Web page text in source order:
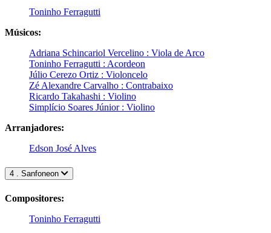
Toninho Ferragutti
Músicos:
Adriana Schincariol Vercelino : Viola de Arco
Toninho Ferragutti : Acordeon
Júlio Cerezo Ortiz : Violoncelo
Zé Alexandre Carvalho : Contrabaixo
Ricardo Takahashi : Violino
Simplício Soares Júnior : Violino
Arranjadores:
Edson José Alves
4 . Sanfoneon
Compositores:
Toninho Ferragutti